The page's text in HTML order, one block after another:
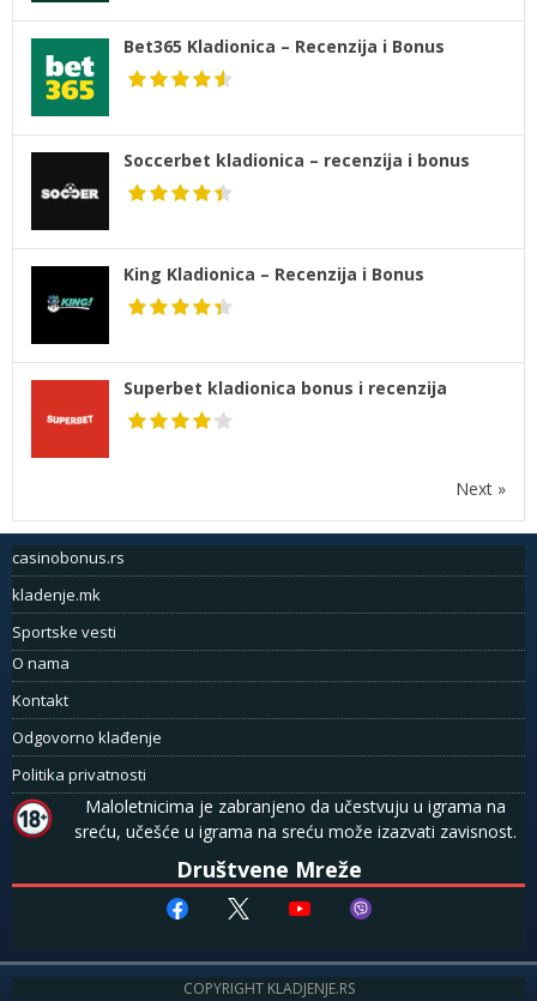
Bet365 Kladionica – Recenzija i Bonus
Soccerbet kladionica – recenzija i bonus
King Kladionica – Recenzija i Bonus
Superbet kladionica bonus i recenzija
Next »
casinobonus.rs
kladenje.mk
Sportske vesti
O nama
Kontakt
Odgovorno klađenje
Politika privatnosti
Maloletnicima je zabranjeno da učestvuju u igrama na
sreću, učešće u igrama na sreću može izazvati zavisnost.
Društvene Mreže
COPYRIGHT KLADJENJE.RS